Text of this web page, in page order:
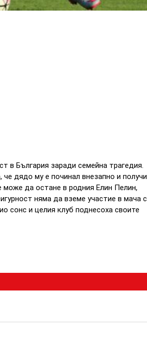
в България заради семейна трагедия.
дядо му е починал внезапно и получи
може да остане в родния Елин Пелин,
няма да вземе участие в мача с
сонс и целия клуб поднесоха своите